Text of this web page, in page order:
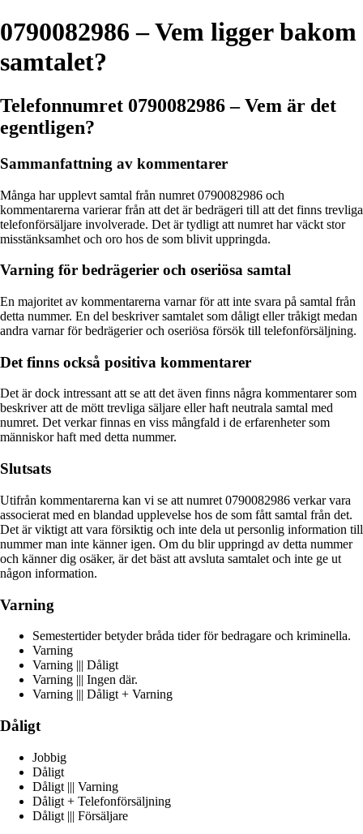
0790082986 – Vem ligger bakom
samtalet?
Telefonnumret 0790082986 – Vem är det
egentligen?
Sammanfattning av kommentarer
Många har upplevt samtal från numret 0790082986 och
kommentarerna varierar från att det är bedrägeri till att det finns trevliga
telefonförsäljare involverade. Det är tydligt att numret har väckt stor
misstänksamhet och oro hos de som blivit uppringda.
Varning för bedrägerier och oseriösa samtal
En majoritet av kommentarerna varnar för att inte svara på samtal från
detta nummer. En del beskriver samtalet som dåligt eller tråkigt medan
andra varnar för bedrägerier och oseriösa försök till telefonförsäljning.
Det finns också positiva kommentarer
Det är dock intressant att se att det även finns några kommentarer som
beskriver att de mött trevliga säljare eller haft neutrala samtal med
numret. Det verkar finnas en viss mångfald i de erfarenheter som
människor haft med detta nummer.
Slutsats
Utifrån kommentarerna kan vi se att numret 0790082986 verkar vara
associerat med en blandad upplevelse hos de som fått samtal från det.
Det är viktigt att vara försiktig och inte dela ut personlig information till
nummer man inte känner igen. Om du blir uppringd av detta nummer
och känner dig osäker, är det bäst att avsluta samtalet och inte ge ut
någon information.
Varning
Semestertider betyder bråda tider för bedragare och kriminella.
Varning
Varning ||| Dåligt
Varning ||| Ingen där.
Varning ||| Dåligt + Varning
Dåligt
Jobbig
Dåligt
Dåligt ||| Varning
Dåligt + Telefonförsäljning
Dåligt ||| Försäljare